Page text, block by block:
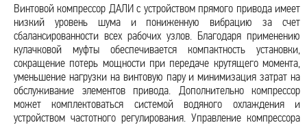
Винтовой компрессор ДАЛИ с устройством прямого привода имеет
низкий уровень шума и пониженную вибрацию за счет
сбалансированности всех рабочих узлов. Благодаря применению
кулачковой муфты обеспечивается компактность установки,
сокращение потерь мощности при передаче крутящего момента,
уменьшение нагрузки на винтовую пару и минимизация затрат на
обслуживание элементов привода. Дополнительно компрессор
может комплектоваться системой водяного охлаждения и
устройством частотного регулирования. Управление компрессора